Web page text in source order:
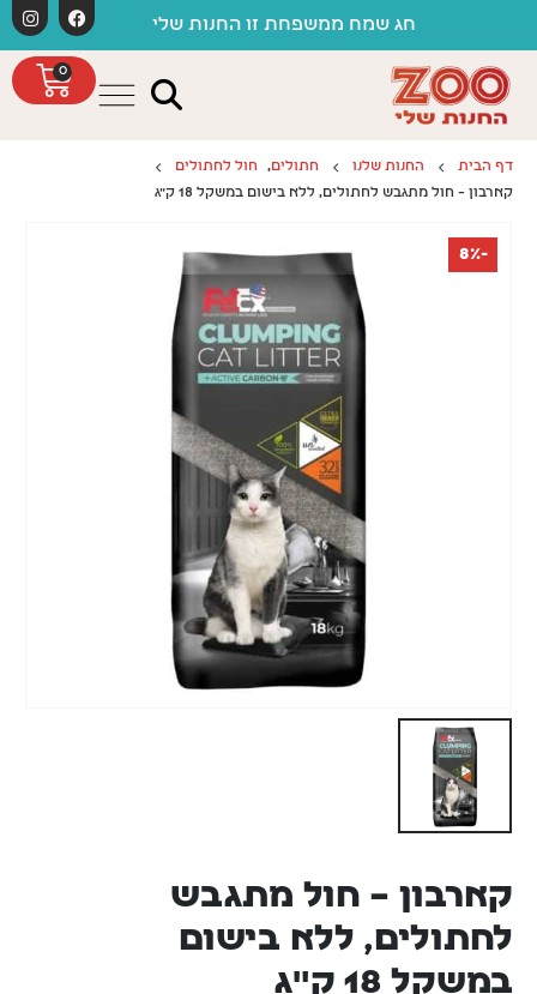
חג שמח ממשפחת זו החנות שלי
0
דף הבית החנות שלנו חתולים,
חול לחתולים
קארבון – חול מתגבש לחתולים, ללא בישום במשקל 18 ק"ג
-8%
קארבון – חול מתגבש
לחתולים, ללא בישום
במשקל 18 ק"ג